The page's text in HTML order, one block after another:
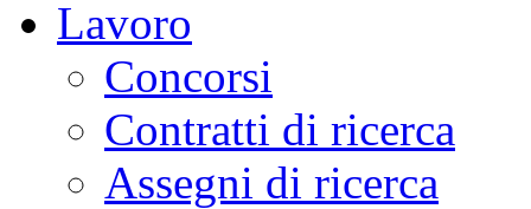
Lavoro
Concorsi
Contratti di ricerca
Assegni di ricerca